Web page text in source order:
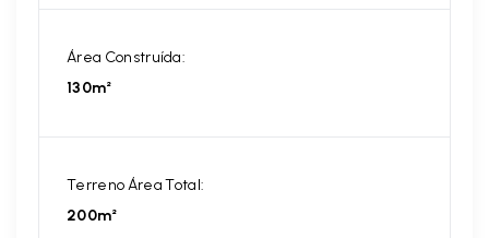
Área Construída:
130m²
Terreno Área Total:
200m²